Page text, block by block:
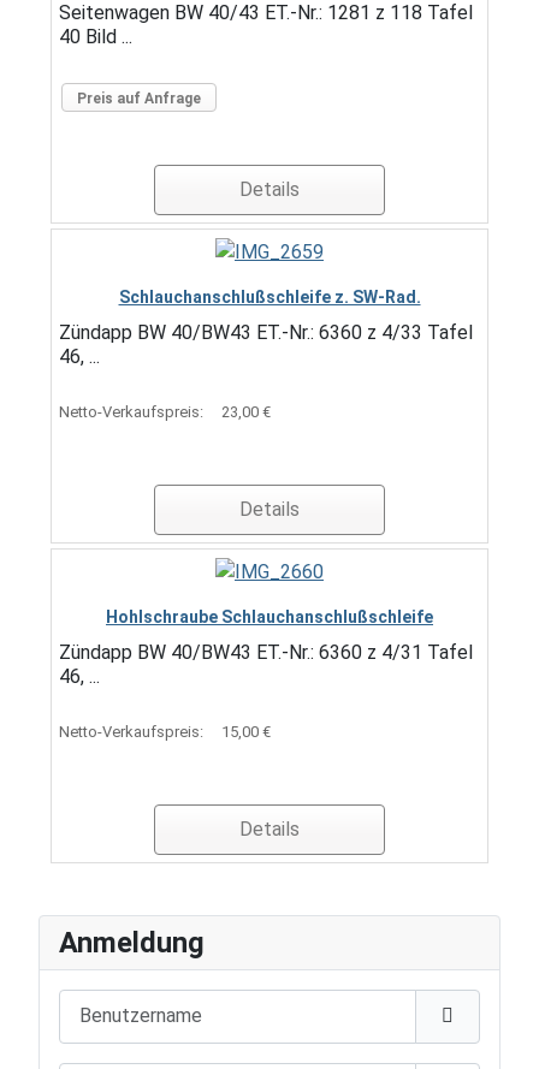
Seitenwagen BW 40/43 ET.-Nr.: 1281 z 118 Tafel
40 Bild ...
Preis auf Anfrage
Details
Schlauchanschlußschleife z. SW-Rad.
Zündapp BW 40/BW43 ET.-Nr.: 6360 z 4/33 Tafel
46, ...
Netto-Verkaufspreis: 23,00 €
Details
Hohlschraube Schlauchanschlußschleife
Zündapp BW 40/BW43 ET.-Nr.: 6360 z 4/31 Tafel
46, ...
Netto-Verkaufspreis: 15,00 €
Details
Anmeldung